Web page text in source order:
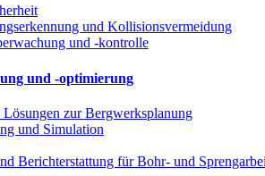
und Kollisionsvermeidung
und -kontrolle
und -optimierung
Lösungen zur Bergwerksplanung
und Simulation
Berichterstattung für Bohr- und